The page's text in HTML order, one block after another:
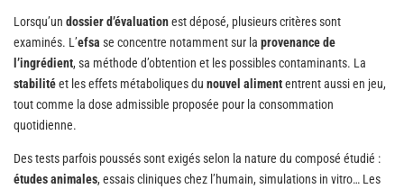
Lorsqu’un dossier d’évaluationest déposé, plusieurs critères sont
examinés. L’efsa se concentre notamment sur la provenance de
l’ingrédient, sa méthode d’obtention et les possibles contaminants. La
stabilitéet les effets métaboliques du nouvel alimententrent aussi en jeu,
tout comme la dose admissible proposée pour la consommation
quotidienne.
Des tests parfois poussés sont exigés selon la nature du composé étudié :
études animales, essais cliniques chez l’humain, simulations in vitro… Les